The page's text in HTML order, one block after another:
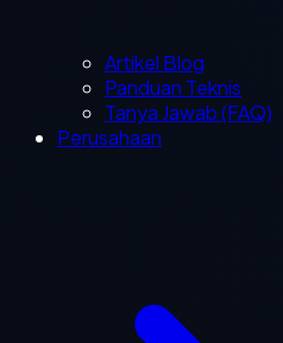
Artikel Blog
Panduan Teknis
Tanya Jawab (FAQ)
Perusahaan